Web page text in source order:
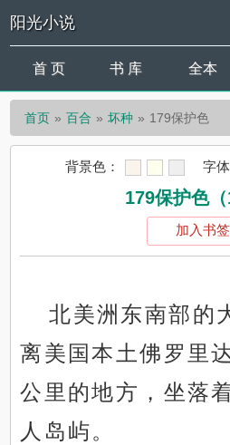
阳光小说
首 页 书 库 全本
首页 百合 坏种 179保护色
背景色： 字体
179保护色（
加入书签
北美洲东南部的
离美国本土佛罗里
公里的地方，坐落
人岛屿。